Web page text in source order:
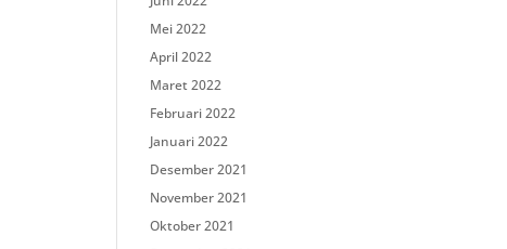
Mei 2022
April 2022
Maret 2022
Februari 2022
Januari 2022
Desember 2021
November 2021
Oktober 2021